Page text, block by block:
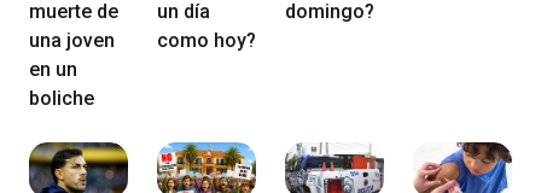
muerte de
una joven
en un
boliche
un día
como hoy?
domingo?